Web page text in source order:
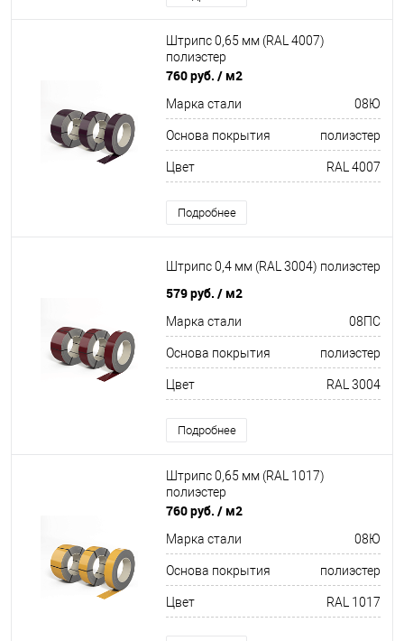
Штрипс 0,65 мм (RAL 4007)
полиэстер
760 руб. / м2
Марка стали 08Ю
Основа покрытия полиэстер
Цвет RAL 4007
Подробнее
Штрипс 0,4 мм (RAL 3004) полиэстер
579 руб. / м2
Марка стали 08ПС
Основа покрытия полиэстер
Цвет RAL 3004
Подробнее
Штрипс 0,65 мм (RAL 1017)
полиэстер
760 руб. / м2
Марка стали 08Ю
Основа покрытия полиэстер
Цвет RAL 1017